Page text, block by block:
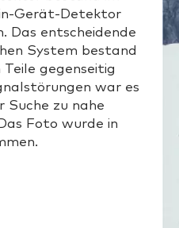
Gerät-Detektor
Das entscheidende
System bestand
Teile gegenseitig
war es
Suche zu nahe
Foto wurde in